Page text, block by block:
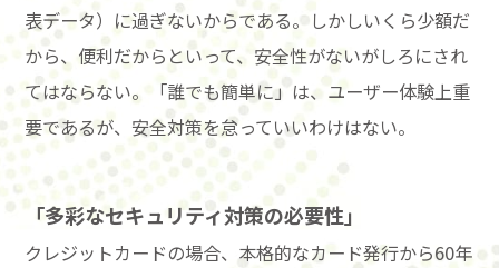
表データ）に過ぎないからである。しかしいくら少額だ
から、便利だからといって、安全性がないがしろにされ
てはならない。「誰でも簡単に」は、ユーザー体験上重
要であるが、安全対策を怠っていいわけはない。
「多彩なセキュリティ対策の必要性」
クレジットカードの場合、本格的なカード発行から60年